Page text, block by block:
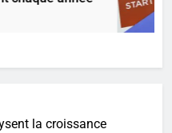
la croissance